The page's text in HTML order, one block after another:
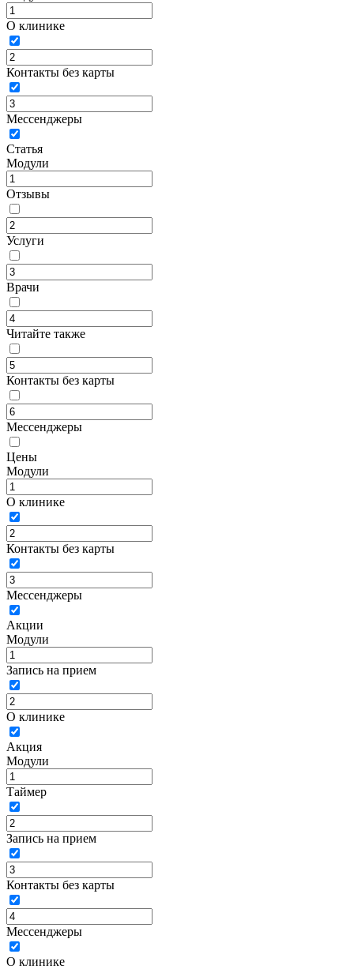
О клинике
Контакты без карты
Мессенджеры
Статья
Модули
Отзывы
Услуги
Врачи
Читайте также
Контакты без карты
Мессенджеры
Цены
Модули
О клинике
Контакты без карты
Мессенджеры
Акции
Модули
Запись на прием
О клинике
Акция
Модули
Таймер
Запись на прием
Контакты без карты
Мессенджеры
О клинике